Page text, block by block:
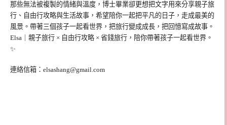
那些無法被複製的情緒與溫度，博士畢業卻更想把文字用來分享親子旅
行、自由行攻略與生活故事，希望陪你一起把平凡的日子，走成最美的
風景。帶著三個孩子一起看世界，把旅行變成成長，把回憶寫成故事。
Elsa｜親子旅行 × 自由行攻略 × 省錢旅行，陪你帶著孩子一起看世界。
✨
連絡信箱： elsashang@gmail.com